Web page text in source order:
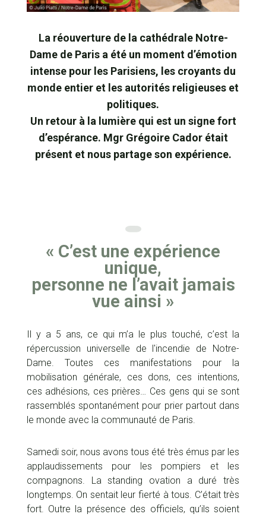
La réouverture de la cathédrale Notre-
Dame de Paris a été un moment d’émotion
intense pour les Parisiens, les croyants du
monde entier et les autorités religieuses et
politiques.
Un retour à la lumière qui est un signe fort
d’espérance. Mgr Grégoire Cador était
présent et nous partage son expérience.
« C’est une expérience
unique,
personne ne l’avait jamais
vue ainsi »
Il y a 5 ans, ce qui m’a le plus touché, c’est la
répercussion universelle de l'incendie de Notre-
Dame. Toutes ces manifestations pour la
mobilisation générale, ces dons, ces intentions,
ces adhésions, ces prières… Ces gens qui se sont
rassemblés spontanément pour prier partout dans
le monde avec la communauté de Paris.
Samedi soir, nous avons tous été très émus par les
applaudissements pour les pompiers et les
compagnons. La standing ovation a duré très
longtemps. On sentait leur fierté à tous. C’était très
fort. Outre la présence des officiels, qu’ils soient